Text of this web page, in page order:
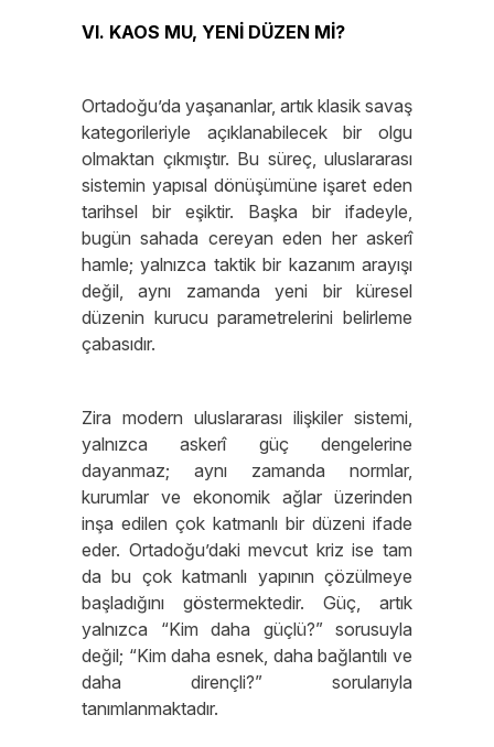
VI. KAOS MU, YENİ DÜZEN Mİ?
Ortadoğu’da yaşananlar, artık klasik savaş
kategorileriyle açıklanabilecek bir olgu
olmaktan çıkmıştır. Bu süreç, uluslararası
sistemin yapısal dönüşümüne işaret eden
tarihsel bir eşiktir. Başka bir ifadeyle,
bugün sahada cereyan eden her askerî
hamle; yalnızca taktik bir kazanım arayışı
değil, aynı zamanda yeni bir küresel
düzenin kurucu parametrelerini belirleme
çabasıdır.
Zira modern uluslararası ilişkiler sistemi,
yalnızca askerî güç dengelerine
dayanmaz; aynı zamanda normlar,
kurumlar ve ekonomik ağlar üzerinden
inşa edilen çok katmanlı bir düzeni ifade
eder. Ortadoğu’daki mevcut kriz ise tam
da bu çok katmanlı yapının çözülmeye
başladığını göstermektedir. Güç, artık
yalnızca “Kim daha güçlü?” sorusuyla
değil; “Kim daha esnek, daha bağlantılı ve
daha dirençli?” sorularıyla
tanımlanmaktadır.